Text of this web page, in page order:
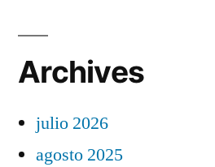
Archives
julio 2026
agosto 2025